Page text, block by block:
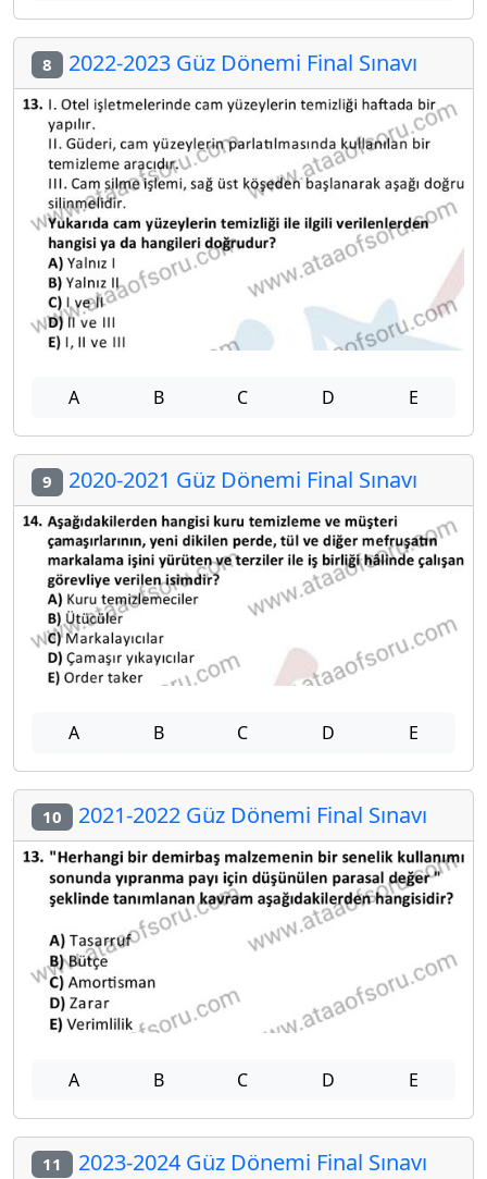
8 2022-2023 Güz Dönemi Final Sınavı
A B C D E
9 2020-2021 Güz Dönemi Final Sınavı
A B C D E
10 2021-2022 Güz Dönemi Final Sınavı
A B C D E
11 2023-2024 Güz Dönemi Final Sınavı